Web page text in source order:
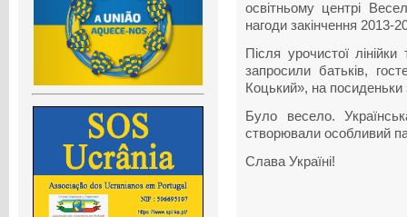
освітньому центрі
нагоди закінчення 2013-
Після урочистої
запросили батьків,
Коцький», на
Було весело.
створювали особливий
Слава Україні!